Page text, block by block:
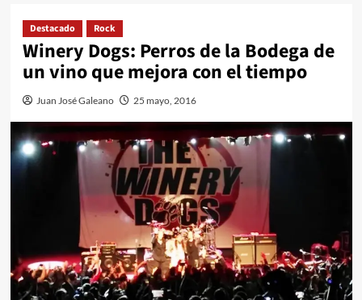
Destacado Rock
Winery Dogs: Perros de la Bodega de
un vino que mejora con el tiempo
Juan José Galeano 25 mayo, 2016